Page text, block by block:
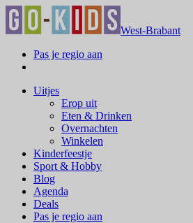
West-Brabant
Pas je regio aan
Uitjes
Erop uit
Eten & Drinken
Overnachten
Winkelen
Kinderfeestje
Sport & Hobby
Blog
Agenda
Deals
Pas je regio aan